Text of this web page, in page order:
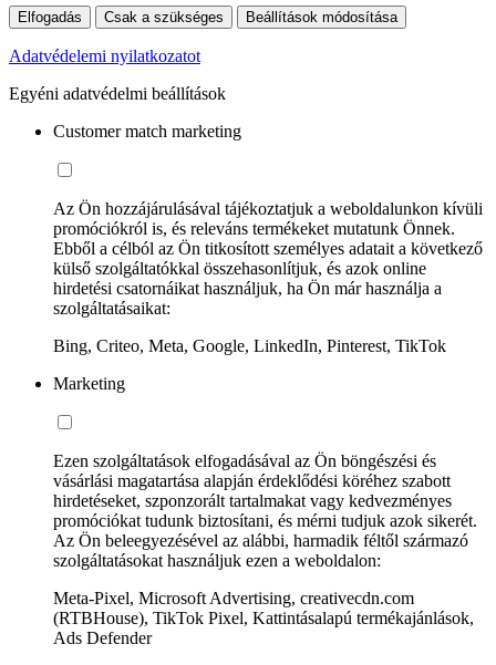
Elfogadás Csak a szükséges Beállítások módosítása
Adatvédelemi nyilatkozatot
Egyéni adatvédelmi beállítások
Customer match marketing
Az Ön hozzájárulásával tájékoztatjuk a weboldalunkon kívüli
promóciókról is, és releváns termékeket mutatunk Önnek.
Ebből a célból az Ön titkosított személyes adatait a következő
külső szolgáltatókkal összehasonlítjuk, és azok online
hirdetési csatornáikat használjuk, ha Ön már használja a
szolgáltatásaikat:
Bing, Criteo, Meta, Google, LinkedIn, Pinterest, TikTok
Marketing
Ezen szolgáltatások elfogadásával az Ön böngészési és
vásárlási magatartása alapján érdeklődési köréhez szabott
hirdetéseket, szponzorált tartalmakat vagy kedvezményes
promóciókat tudunk biztosítani, és mérni tudjuk azok sikerét.
Az Ön beleegyezésével az alábbi, harmadik féltől származó
szolgáltatásokat használjuk ezen a weboldalon:
Meta-Pixel, Microsoft Advertising, creativecdn.com
(RTBHouse), TikTok Pixel, Kattintásalapú termékajánlások,
Ads Defender